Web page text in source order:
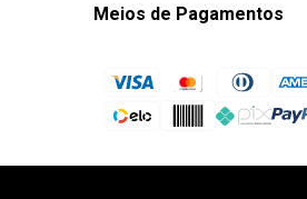
Meios de Pagamentos